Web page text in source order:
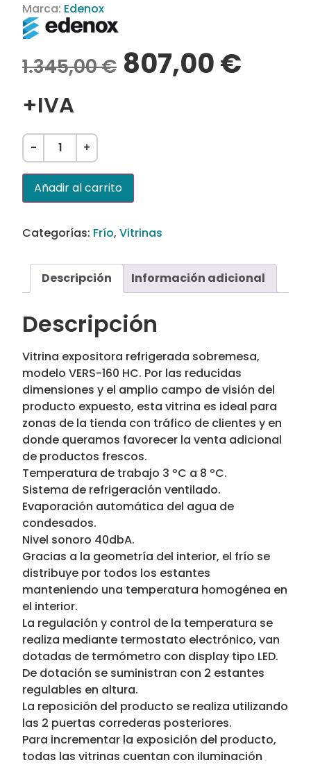
Marca: Edenox
1.345,00€ 807,00€
+IVA
- +
Añadir al carrito
Categorías: Frío, Vitrinas
Descripción Información adicional
Descripción
Vitrina expositora refrigerada sobremesa,
modelo VERS-160 HC. Por las reducidas
dimensiones y el amplio campo de visión del
producto expuesto, esta vitrina es ideal para
zonas de la tienda con tráfico de clientes y en
donde queramos favorecer la venta adicional
de productos frescos.
Temperatura de trabajo 3 ºC a 8 ºC.
Sistema de refrigeración ventilado.
Evaporación automática del agua de
condesados.
Nivel sonoro 40dbA.
Gracias a la geometría del interior, el frío se
distribuye por todos los estantes
manteniendo una temperatura homogénea en
el interior.
La regulación y control de la temperatura se
realiza mediante termostato electrónico, van
dotadas de termómetro con display tipo LED.
De dotación se suministran con 2 estantes
regulables en altura.
La reposición del producto se realiza utilizando
las 2 puertas correderas posteriores.
Para incrementar la exposición del producto,
todas las vitrinas cuentan con iluminación